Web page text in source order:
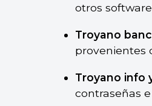
otros
Troyano
provenientes
Troyano info
contraseñas